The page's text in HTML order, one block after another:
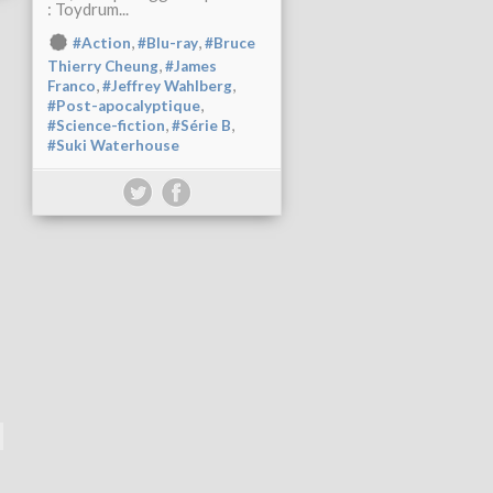
: Toydrum...
#Action,#Blu-ray,#Bruce
Thierry Cheung,#James
Franco,#Jeffrey Wahlberg,
#Post-apocalyptique,
#Science-fiction,#Série B,
#Suki Waterhouse